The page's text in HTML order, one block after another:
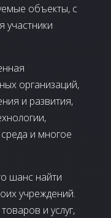
объекты, с
участники
организаций,
и развития,
и многое
шанс найти
учреждений.
и услуг,